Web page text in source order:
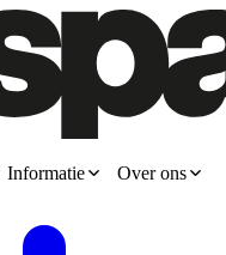
Informatie Over ons